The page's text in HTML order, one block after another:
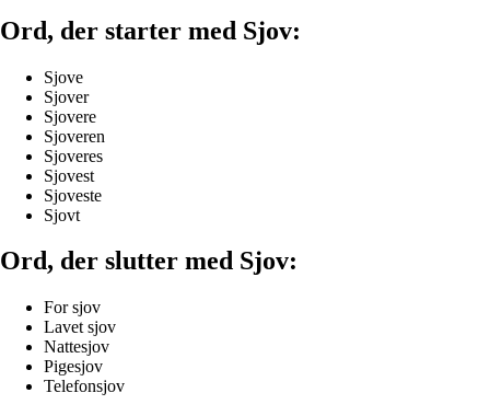
Ord, der starter med Sjov:
Sjove
Sjover
Sjovere
Sjoveren
Sjoveres
Sjovest
Sjoveste
Sjovt
Ord, der slutter med Sjov:
For sjov
Lavet sjov
Nattesjov
Pigesjov
Telefonsjov